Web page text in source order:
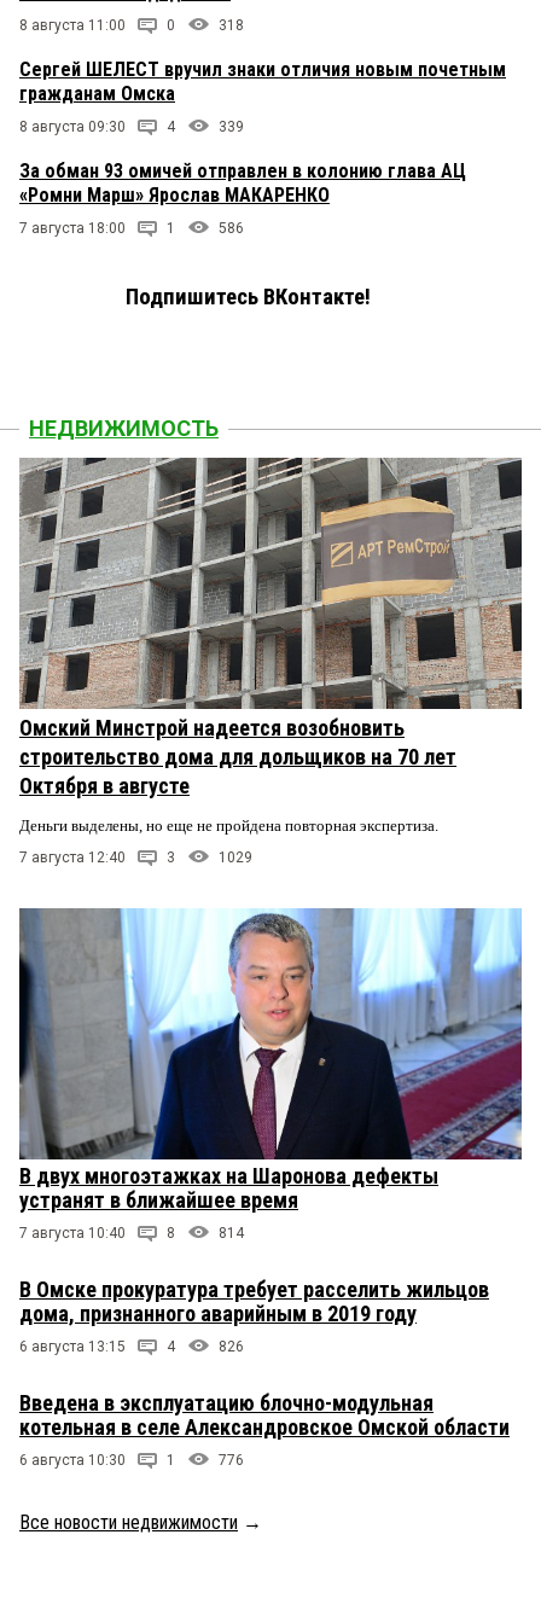
8 августа 11:00 0 318
Сергей ШЕЛЕСТ вручил знаки отличия новым почетным
гражданам Омска
8 августа 09:30 4 339
За обман 93 омичей отправлен в колонию глава АЦ
«Ромни Марш» Ярослав МАКАРЕНКО
7 августа 18:00 1 586
Подпишитесь ВКонтакте!
НЕДВИЖИМОСТЬ
Омский Минстрой надеется возобновить
строительство дома для дольщиков на 70 лет
Октября в августе
Деньги выделены, но еще не пройдена повторная экспертиза.
7 августа 12:40 3 1029
В двух многоэтажках на Шаронова дефекты
устранят в ближайшее время
7 августа 10:40 8 814
В Омске прокуратура требует расселить жильцов
дома, признанного аварийным в 2019 году
6 августа 13:15 4 826
Введена в эксплуатацию блочно-модульная
котельная в селе Александровское Омской области
6 августа 10:30 1 776
Все новости недвижимости →